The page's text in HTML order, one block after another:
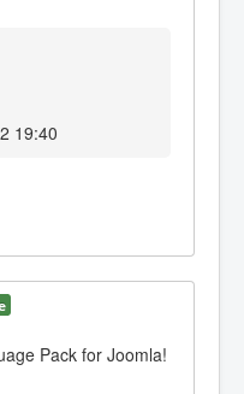
19:40
Pack for Joomla!